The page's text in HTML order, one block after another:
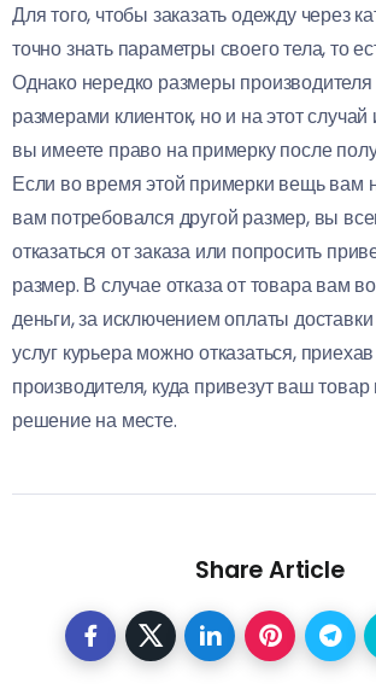
Для того, чтобы заказать одежду через
точно знать параметры своего тела, то
Однако нередко размеры
размерами клиенток, но и на этот
вы имеете право на примерку после
Если во время этой примерки вещь вам
вам потребовался другой размер, вы
отказаться от заказа или попросить
размер. В случае отказа от товара вам
деньги, за исключением оплаты
услуг курьера можно отказаться,
производителя, куда привезут ваш
решение на месте.
Share Article